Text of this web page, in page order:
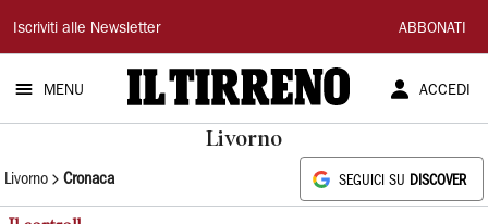
Il
Tirreno
Iscriviti alle Newsletter ABBONATI
MENU ACCEDI
Livorno
Livorno Cronaca SEGUICI SU DISCOVER